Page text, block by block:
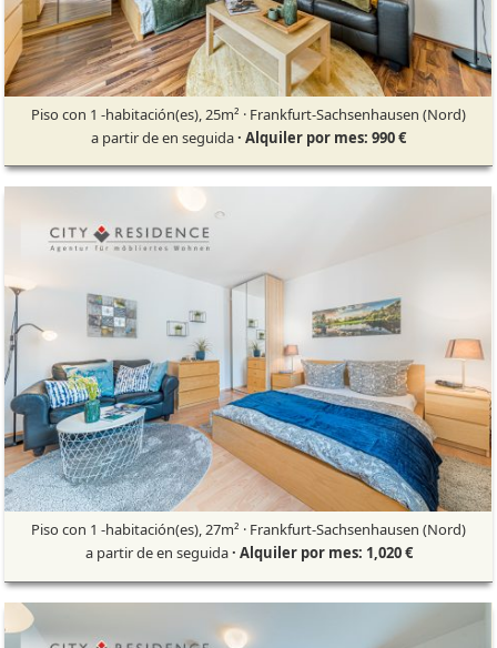
Piso con 1 -habitación(es), 25m² · Frankfurt-Sachsenhausen (Nord)
a partir de en seguida· Alquiler por mes: 990 €
Piso con 1 -habitación(es), 27m² · Frankfurt-Sachsenhausen (Nord)
a partir de en seguida· Alquiler por mes: 1,020 €